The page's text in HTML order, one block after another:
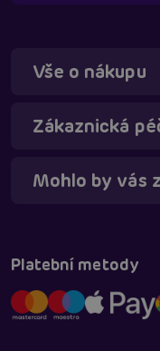
Vše o nákupu
Zákaznická
Mohlo by vás
Platební metody
Táňa -